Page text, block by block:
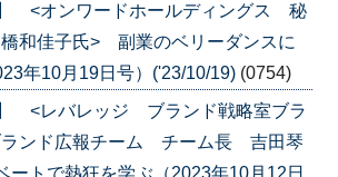
】 <オンワードホールディングス 秘
和佳子氏> 副業のベリーダンスに
年10月19日号）('23/10/19) (0754)
】 <レバレッジ ブランド戦略室ブラ
ンド広報チーム チーム長 吉田琴